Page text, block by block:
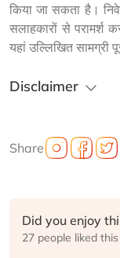
किया जा सकता है।
सलाहकारों से परामर्श
यहां उल्लिखित सामग्री
Disclaimer
Share
Did you enjoy
27 people liked